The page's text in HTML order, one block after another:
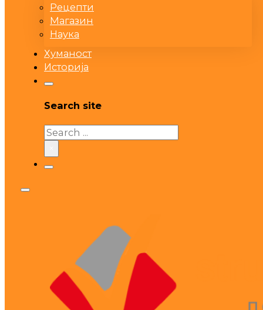
Рецепти
Магазин
Наука
Хуманост
Историја
Search site
Search